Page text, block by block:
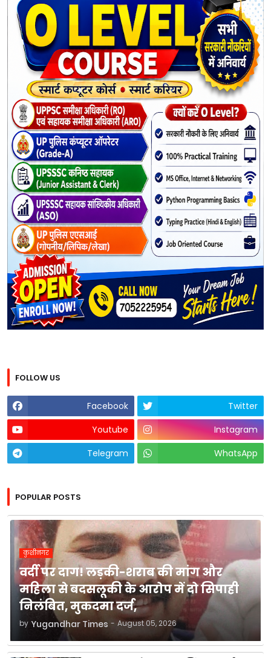
FOLLOW US
Facebook
Twitter
Youtube
Instagram
Telegram
WhatsApp
POPULAR POSTS
कुशीनगर
वर्दी पर दाग! लड़की-शराब की मांग और
महिला से बदसलूकी के आरोप में दो सिपाही
निलंबित, मुकदमा दर्ज,
by Yugandhar Times - August 05, 2026